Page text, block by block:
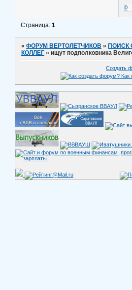
0
Страница:1
»ФОРУМ ВЕРТОЛЕТЧИКОВ »ПОИСК
КОЛЛЕГ »ищут подполковника
Создать